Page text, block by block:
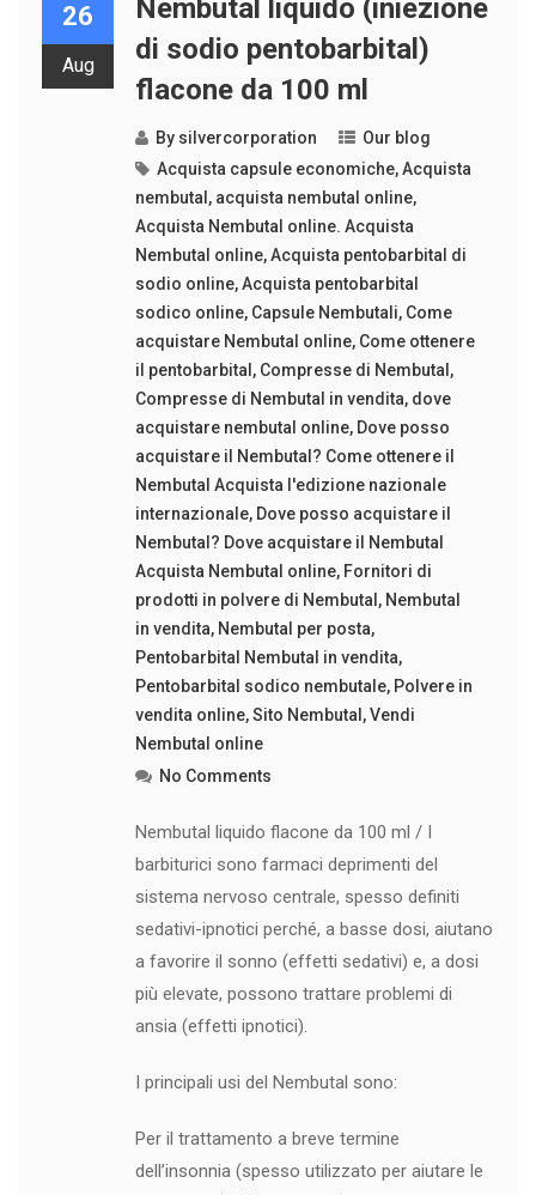
26
Aug
Nembutal liquido (iniezione
di sodio pentobarbital)
flacone da 100 ml
By silvercorporation
Our blog
Acquista capsule economiche,Acquista
nembutal , acquista nembutal online,
Acquista Nembutal online. Acquista
Nembutal online,Acquista pentobarbital di
sodio online,Acquista pentobarbital
sodico online, Capsule Nembutali, Come
acquistare Nembutal online, Come ottenere
il pentobarbital , Compresse di Nembutal ,
Compresse di Nembutal in vendita, dove
acquistare nembutal online, Dove posso
acquistare il Nembutal? Come ottenere il
Nembutal Acquista l'edizione nazionale
internazionale, Dove posso acquistare il
Nembutal? Dove acquistare il Nembutal
Acquista Nembutal online, Fornitori di
prodotti in polvere di Nembutal , Nembutal
in vendita, Nembutal per posta,
Pentobarbital Nembutal in vendita,
Pentobarbital sodico nembutale, Polvere in
vendita online,Sito Nembutal ,Vendi
Nembutal online
No Comments
Nembutal liquido flacone da 100 ml / I
barbiturici sono farmaci deprimenti del
sistema nervoso centrale, spesso definiti
sedativi-ipnotici perché, a basse dosi, aiutano
a favorire il sonno (effetti sedativi) e, a dosi
più elevate, possono trattare problemi di
ansia (effetti ipnotici).
I principali usi del Nembutal sono:
Per il trattamento a breve termine
dell’insonnia (spesso utilizzato per aiutare le